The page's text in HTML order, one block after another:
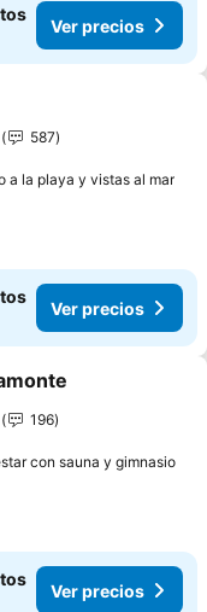
Ver precios
favoritos
587
a la playa y vistas al mar
Ver precios
favoritos
196
con sauna y gimnasio
Ver precios